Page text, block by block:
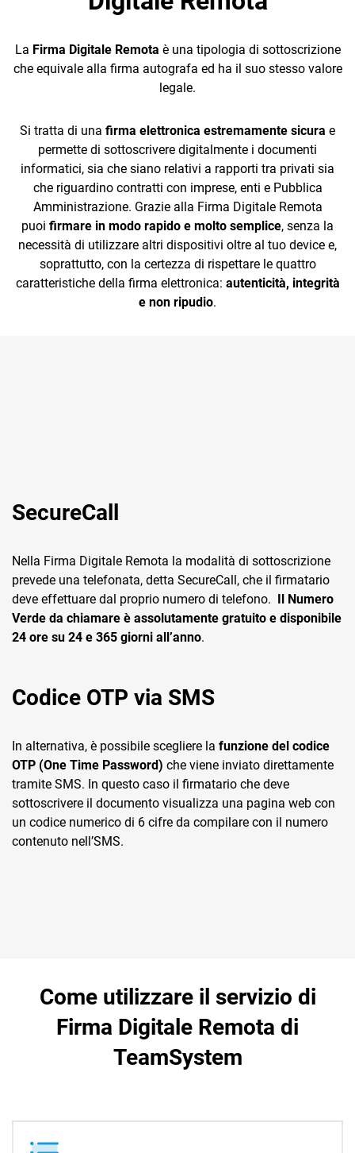
CRM
Ecommerce
Email Marketing
Fatturazione
HR
La Firma Digitale Remota è una tipologia di sottoscrizione
che equivale alla firma autografa ed ha il suo stesso valore
legale.
Si tratta di una firma elettronica estremamente sicura e
permette di sottoscrivere digitalmente i documenti
informatici, sia che siano relativi a rapporti tra privati sia
che riguardino contratti con imprese, enti e Pubblica
Amministrazione. Grazie alla Firma Digitale Remota
puoi firmare in modo rapido e molto semplice, senza la
necessità di utilizzare altri dispositivi oltre al tuo device e,
soprattutto, con la certezza di rispettare le quattro
caratteristiche della firma elettronica: autenticità, integrità
e non ripudio.
SecureCall
Nella Firma Digitale Remota la modalità di sottoscrizione
prevede una telefonata, detta SecureCall, che il firmatario
deve effettuare dal proprio numero di telefono. Il Numero
Verde da chiamare è assolutamente gratuito e disponibile
24 ore su 24 e 365 giorni all’anno.
Codice OTP via SMS
In alternativa, è possibile scegliere la funzione del codice
OTP (One Time Password) che viene inviato direttamente
tramite SMS. In questo caso il firmatario che deve
sottoscrivere il documento visualizza una pagina web con
un codice numerico di 6 cifre da compilare con il numero
contenuto nell’SMS.
Come utilizzare il servizio di
Firma Digitale Remota di
TeamSystem